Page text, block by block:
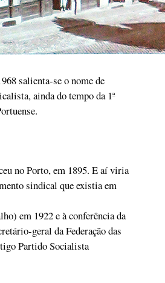
salienta-se o nome de
ainda do tempo da 1ª
no Porto, em 1895. E aí viria
sindical que existia em
em 1922 e à conferência da
geral da Federação das
Partido Socialista